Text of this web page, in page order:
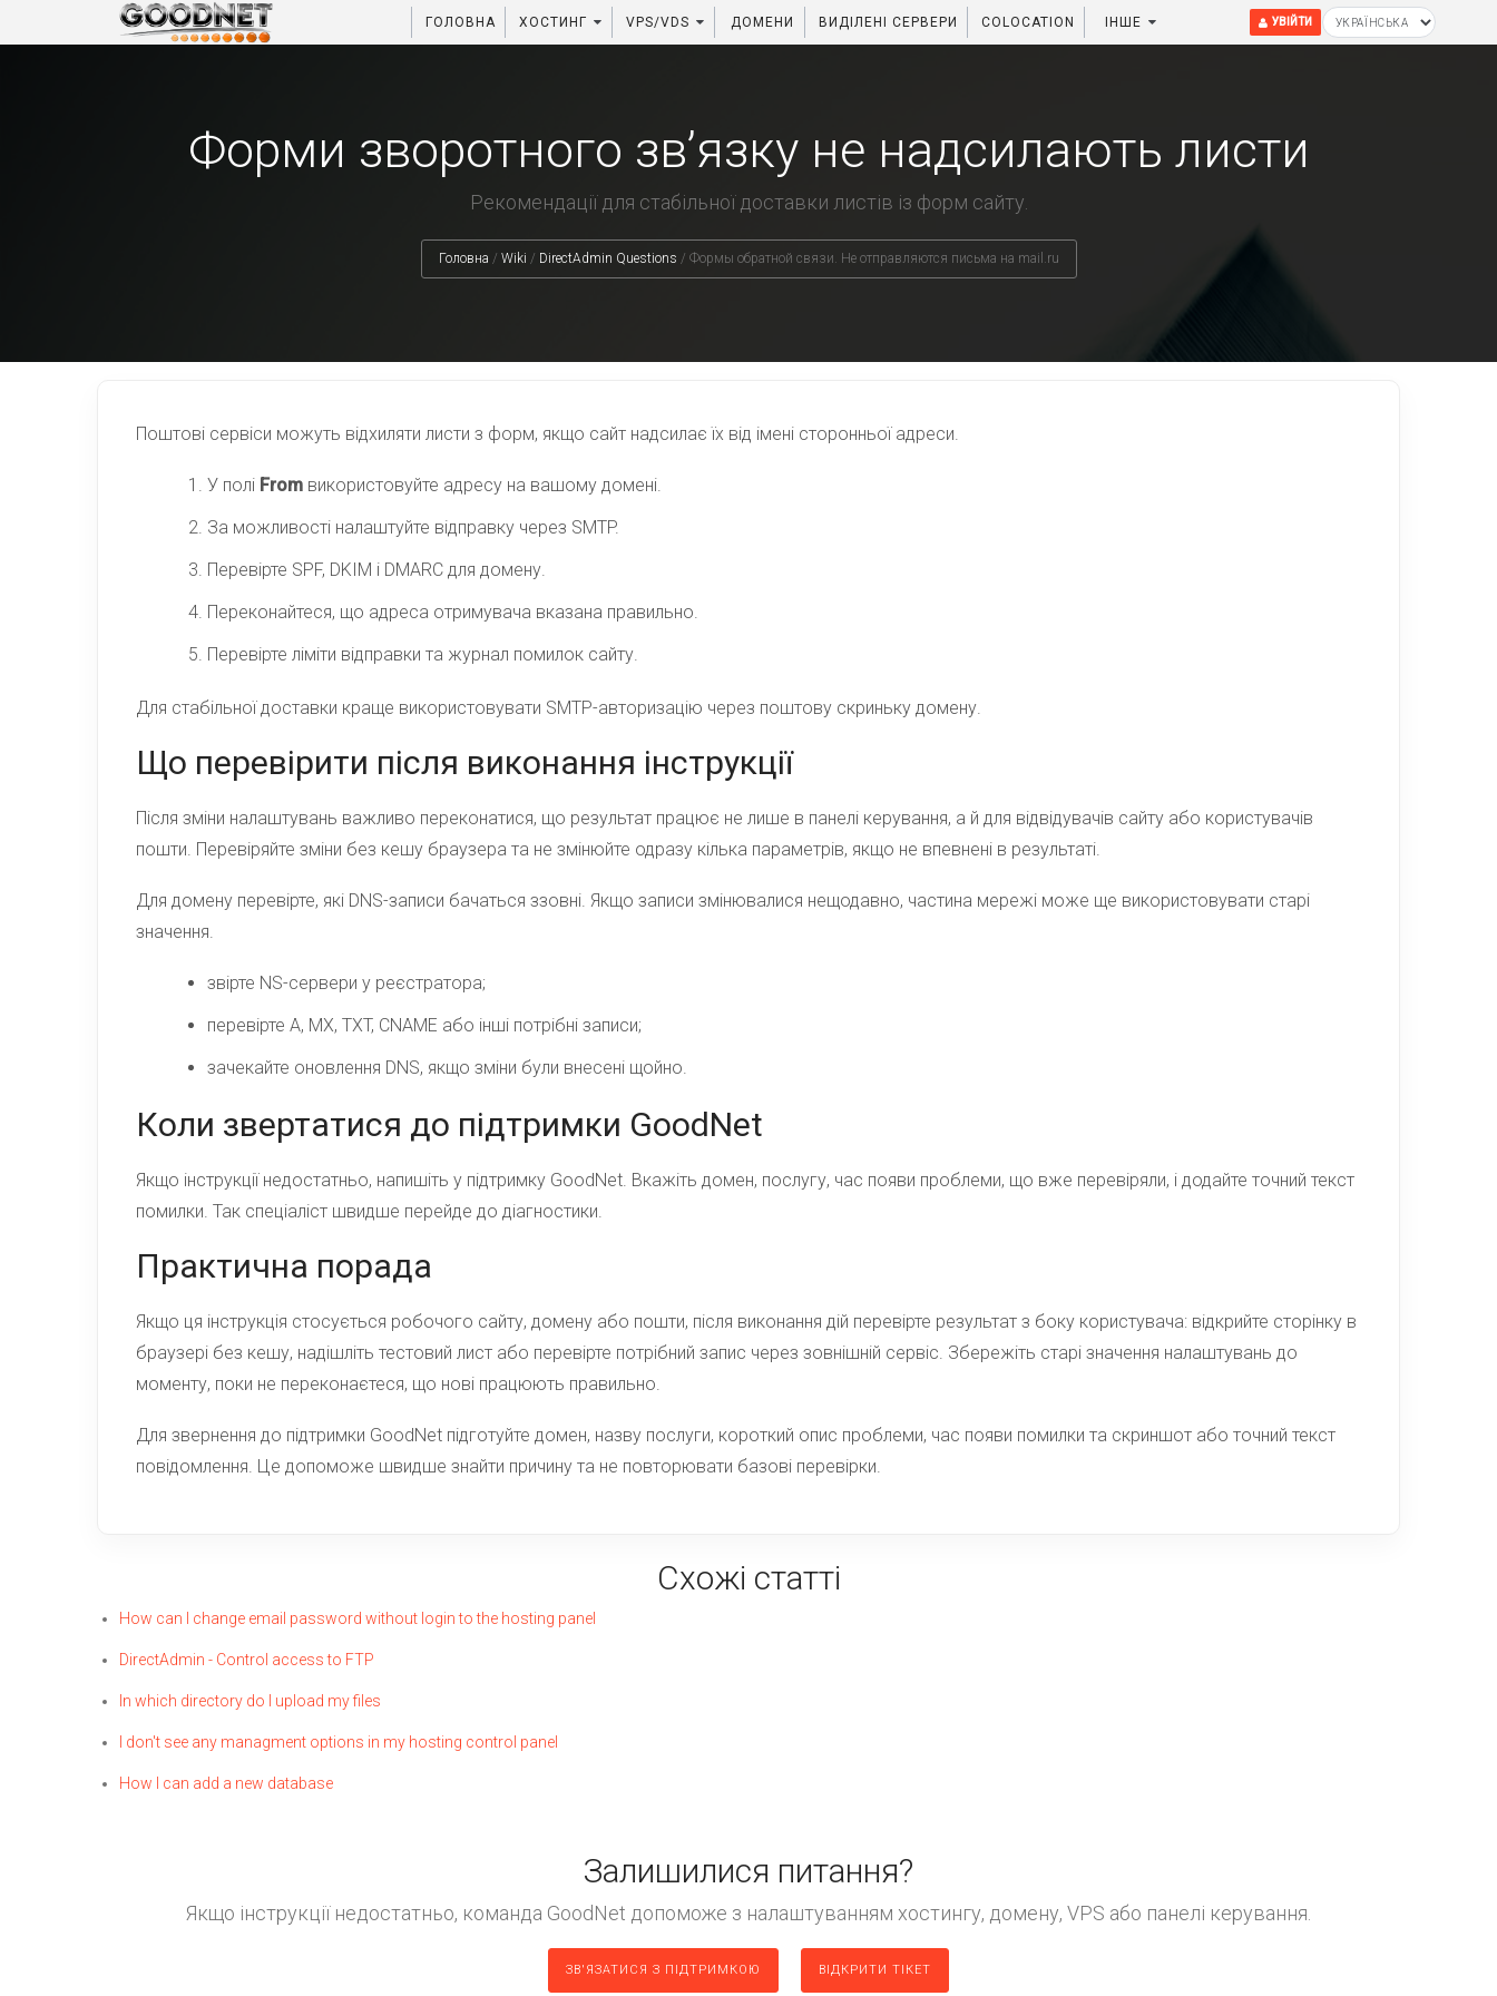
ГОЛОВНА ХОСТИНГ VPS/VDS ДОМЕНИ ВИДІЛЕНІ СЕРВЕРИ COLOCATION ІНШЕ УВІЙТИ
Форми зворотного зв’язку не надсилають листи
Рекомендації для стабільної доставки листів із форм сайту.
Головна / Wiki / DirectAdmin Questions / Формы обратной связи. Не отправляются письма на mail.ru
Поштові сервіси можуть відхиляти листи з форм, якщо сайт надсилає їх від імені сторонньої адреси.
У полі From використовуйте адресу на вашому домені.
За можливості налаштуйте відправку через SMTP.
Перевірте SPF, DKIM і DMARC для домену.
Переконайтеся, що адреса отримувача вказана правильно.
Перевірте ліміти відправки та журнал помилок сайту.
Для стабільної доставки краще використовувати SMTP-авторизацію через поштову скриньку домену.
Що перевірити після виконання інструкції
Після зміни налаштувань важливо переконатися, що результат працює не лише в панелі керування, а й для відвідувачів сайту або користувачів
пошти. Перевіряйте зміни без кешу браузера та не змінюйте одразу кілька параметрів, якщо не впевнені в результаті.
Для домену перевірте, які DNS-записи бачаться ззовні. Якщо записи змінювалися нещодавно, частина мережі може ще використовувати старі
значення.
звірте NS-сервери у реєстратора;
перевірте A, MX, TXT, CNAME або інші потрібні записи;
зачекайте оновлення DNS, якщо зміни були внесені щойно.
Коли звертатися до підтримки GoodNet
Якщо інструкції недостатньо, напишіть у підтримку GoodNet. Вкажіть домен, послугу, час появи проблеми, що вже перевіряли, і додайте точний текст
помилки. Так спеціаліст швидше перейде до діагностики.
Практична порада
Якщо ця інструкція стосується робочого сайту, домену або пошти, після виконання дій перевірте результат з боку користувача: відкрийте сторінку в
браузері без кешу, надішліть тестовий лист або перевірте потрібний запис через зовнішній сервіс. Збережіть старі значення налаштувань до
моменту, поки не переконаєтеся, що нові працюють правильно.
Для звернення до підтримки GoodNet підготуйте домен, назву послуги, короткий опис проблеми, час появи помилки та скриншот або точний текст
повідомлення. Це допоможе швидше знайти причину та не повторювати базові перевірки.
Схожі статті
How can I change email password without login to the hosting panel
DirectAdmin - Control access to FTP
In which directory do I upload my files
I don't see any managment options in my hosting control panel
How I can add a new database
Залишилися питання?
Якщо інструкції недостатньо, команда GoodNet допоможе з налаштуванням хостингу, домену, VPS або панелі керування.
ЗВ'ЯЗАТИСЯ З ПІДТРИМКОЮ ВІДКРИТИ ТІКЕТ